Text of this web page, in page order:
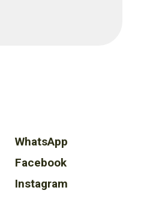
WhatsApp
Facebook
Instagram